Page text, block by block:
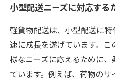
小型配送ニーズに対応する
軽貨物配送は、小型配送に
速に成長を遂げています。
様なニーズに応えるために
ています。例えば、荷物の